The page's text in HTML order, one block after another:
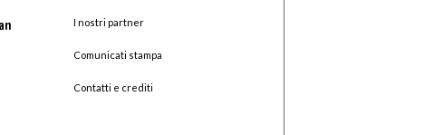
I nostri partner
Comunicati stampa
Contatti e crediti